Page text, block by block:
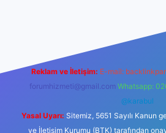
Reklam ve İletişim: E-mail:
forumhizmeti@gmail.com Whatsapp:
@karabul
Yasal Uyarı: Sitemiz, 5651 Sayılı Kanun
ve İletişim Kurumu (BTK) tarafından